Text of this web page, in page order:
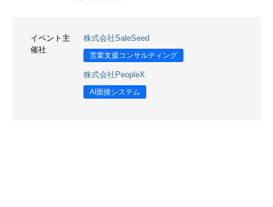
イベント主
催社
株式会社SaleSeed
営業支援コンサルティング
株式会社PeopleX
AI面接システム